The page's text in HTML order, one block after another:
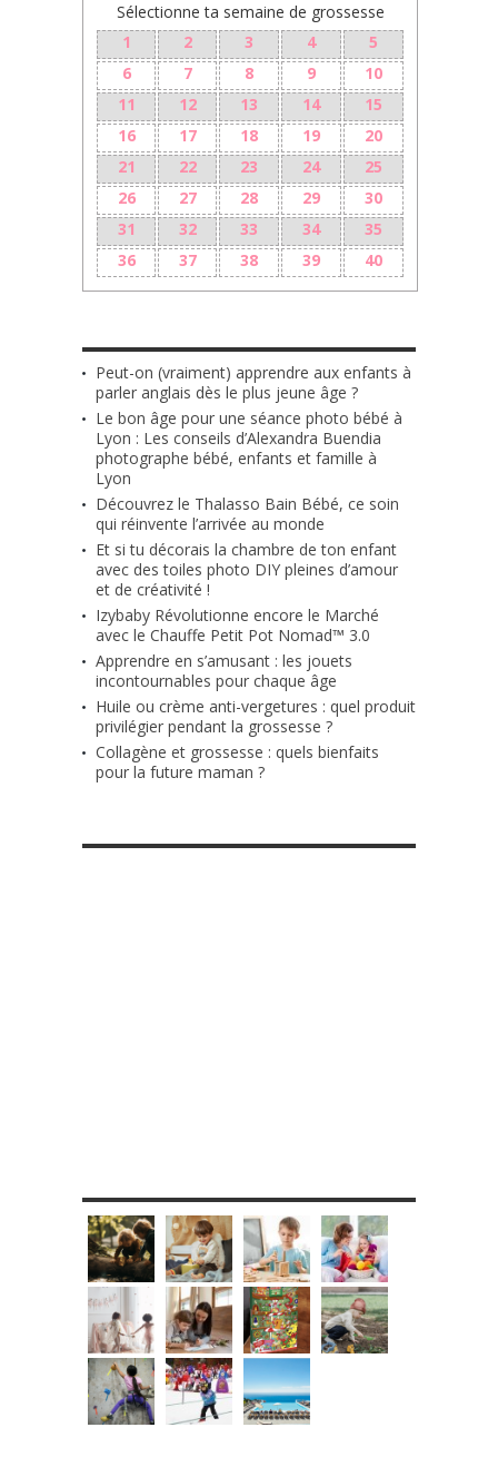
Sélectionne ta semaine de grossesse
1
2 3 4
5
6
7 8 9
10
11
12 13 14
15
16
17 18 19
20
21
22 23 24
25
26
27 28 29
30
31
32 33 34
35
36
37 38 39 40
Peut-on (vraiment) apprendre aux enfants à
parler anglais dès le plus jeune âge ?
Le bon âge pour une séance photo bébé à
Lyon : Les conseils d’Alexandra Buendia
photographe bébé, enfants et famille à
Lyon
Découvrez le Thalasso Bain Bébé, ce soin
qui réinvente l’arrivée au monde
Et si tu décorais la chambre de ton enfant
avec des toiles photo DIY pleines d’amour
et de créativité !
Izybaby Révolutionne encore le Marché
avec le Chauffe Petit Pot Nomad™ 3.0
Apprendre en s’amusant : les jouets
incontournables pour chaque âge
Huile ou crème anti-vergetures : quel produit
privilégier pendant la grossesse ?
Collagène et grossesse : quels bienfaits
pour la future maman ?